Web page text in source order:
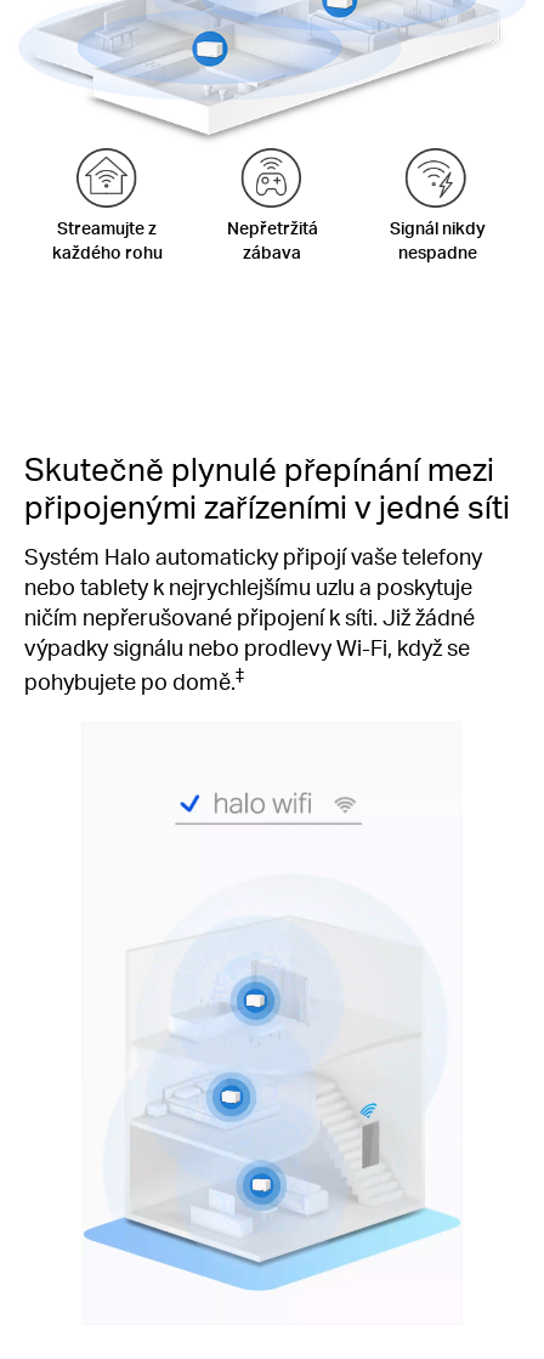
Streamujte z
každého rohu
Nepřetržitá
zábava
Signál nikdy
nespadne
Skutečně plynulé přepínání mezi
připojenými zařízeními v jedné síti
Systém Halo automaticky připojí vaše telefony
nebo tablety k nejrychlejšímu uzlu a poskytuje
ničím nepřerušované připojení k síti. Již žádné
výpadky signálu nebo prodlevy Wi-Fi, když se
pohybujete po domě.‡